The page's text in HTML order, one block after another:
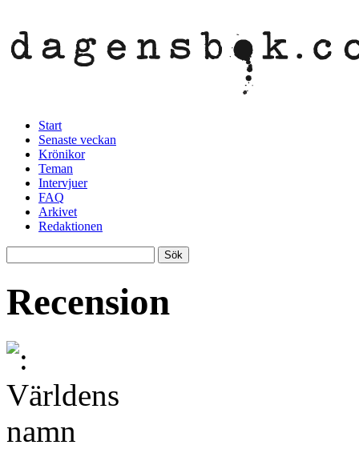
Start
Senaste veckan
Krönikor
Teman
Intervjuer
FAQ
Arkivet
Redaktionen
Recension